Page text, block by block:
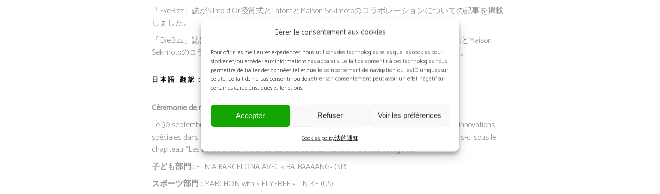
Gérer le consentement aux cookies
Pour offrir les meilleures expériences, nous utilisons des technologies telles que les cookies pour
stocker et/ou accéder aux informations des appareils. Le fait de consentir à ces technologies nous
permettra de traiter des données telles que le comportement de navigation ou les ID uniques sur
ce site. Le fait de ne pas consentir ou de retirer son consentement peut avoir un effet négatif sur
certaines caractéristiques et fonctions.
Accepter Refuser Voir les préférences
Cookies policy法的通知
「EyeBizz」誌がSilmo d’Or授賞式とLafontとMaison Sekimotoのコラボレーションについての記事を掲載
しました。
「EyeBizz」誌は、Silmo Paris Le Mondial de l’Optique 2023でのSilmo d’Or賞授賞式と、LafontとMaison
Sekimotoのコラボレーションで紹介されたOuvrageモデルについての記事を掲載しました。
日本語 翻訳：
Cérémonie de remise des prix à Paris Les Lauréats du 30e Silmo d’Or.
Le 30 septembre 2023, le Silmo d’Or a été décerné pour la 30e fois, célébrant la créativité et les innovations
spéciales dans le domaine de l’optique à Paris. La cérémonie de remise des prix a eu lieu cette fois-ci sous le
chapiteau “Les Folies Gruss”. Voici les lauréats de 2023 dans différentes catégories :
子ども部門 : ETNIA BARCELONA AVEC « BA-BAAAANG» (SP)
スポーツ部門 : MARCHON with « FLYFREE » – NIKE (US)